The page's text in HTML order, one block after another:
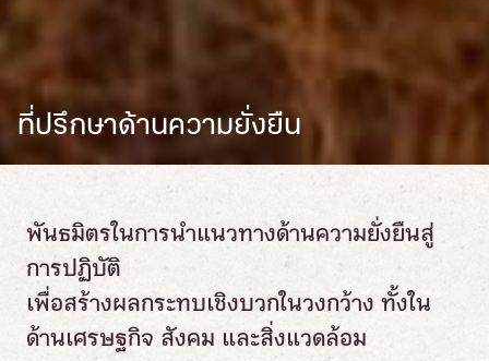
ที่ปรึกษาด้านความยั่งยืน
พันธมิตรในการนำแนวทางด้านความยั่งยืนสู่
การปฏิบัติ
เพื่อสร้างผลกระทบเชิงบวกในวงกว้าง ทั้งใน
ด้านเศรษฐกิจ สังคม และสิ่งแวดล้อม